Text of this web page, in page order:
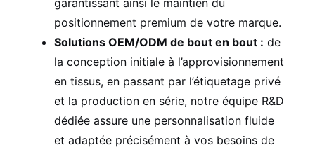
garantissant ainsi le maintien du
positionnement premium de votre marque.
Solutions OEM/ODM de bout en bout : de
la conception initiale à l’approvisionnement
en tissus, en passant par l’étiquetage privé
et la production en série, notre équipe R&D
dédiée assure une personnalisation fluide
et adaptée précisément à vos besoins de